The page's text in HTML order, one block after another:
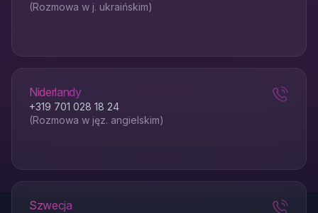
(Rozmowa w j. ukraińskim)
Niderlandy
+319 701 028 18 24
(Rozmowa w jęz. angielskim)
Szwecja